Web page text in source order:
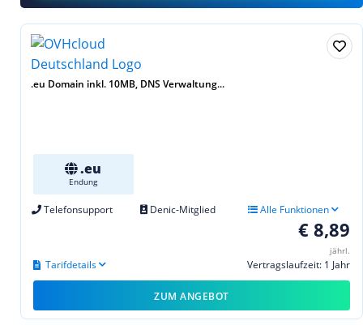
.eu Domain inkl. 10MB, DNS Verwaltung...
.eu
Endung
Telefonsupport Denic-Mitglied Alle Funktionen
€ 8,89
jährl.
Vertragslaufzeit: 1 Jahr
Tarifdetails
ZUM ANGEBOT